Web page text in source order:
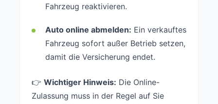
Fahrzeug reaktivieren.
Auto online abmelden: Ein verkauftes
Fahrzeug sofort außer Betrieb setzen,
damit die Versicherung endet.
👉 Wichtiger Hinweis: Die Online-
Zulassung muss in der Regel auf Sie